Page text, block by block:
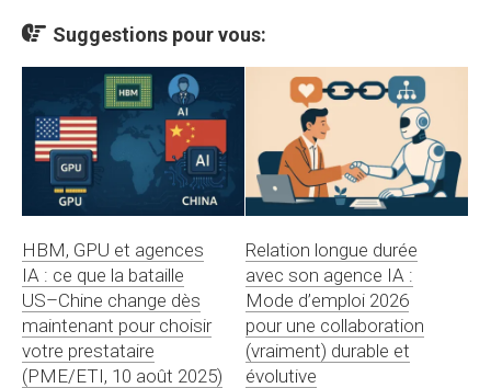
Suggestions pour vous:
HBM, GPU et agences
IA : ce que la bataille
US–Chine change dès
maintenant pour choisir
votre prestataire
(PME/ETI, 10 août 2025)
Relation longue durée
avec son agence IA :
Mode d’emploi 2026
pour une collaboration
(vraiment) durable et
évolutive